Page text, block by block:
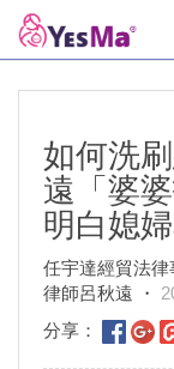
如何洗
遠「婆
明白媳
任宇達經貿法
律師呂秋遠 ・
分享：